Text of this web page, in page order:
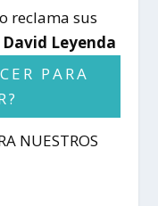
reclama sus
Leyenda
PARA
NUESTROS